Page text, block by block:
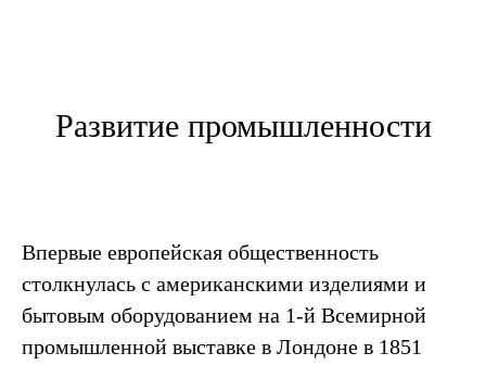
Развитие промышленности
Впервые европейская общественность
столкнулась с американскими изделиями и
бытовым оборудованием на 1-й Всемирной
промышленной выставке в Лондоне в 1851